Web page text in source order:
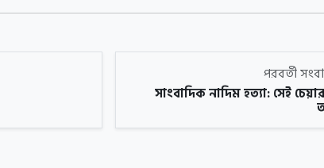
পরবর্তী
সাংবাদিক নাদিম হত্যা: সেই